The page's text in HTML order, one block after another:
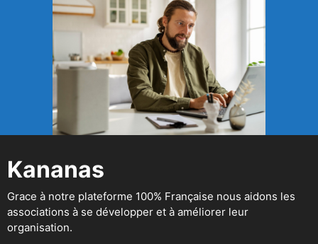
Kananas
Grace à notre plateforme 100% Française nous aidons les
associations à se développer et à améliorer leur
organisation.